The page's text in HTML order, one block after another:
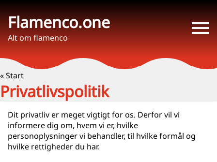
Flamenco.one
Alt om flamenco
« Start
Privatlivspolitik
Dit privatliv er meget vigtigt for os. Derfor vil vi
informere dig om, hvem vi er, hvilke
personoplysninger vi behandler, til hvilke formål og
hvilke rettigheder du har.